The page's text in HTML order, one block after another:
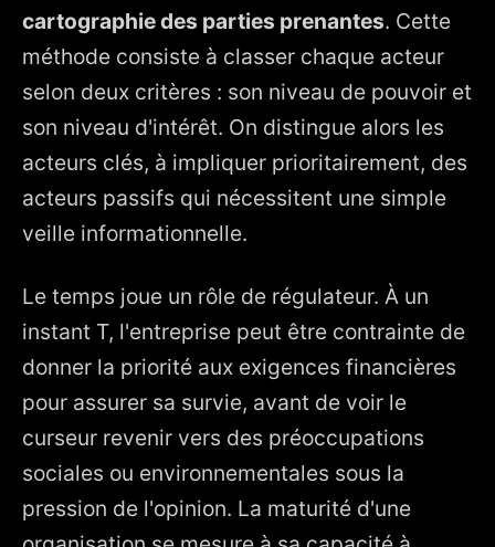
cartographie des parties prenantes. Cette
méthode consiste à classer chaque acteur
selon deux critères : son niveau de pouvoir et
son niveau d'intérêt. On distingue alors les
acteurs clés, à impliquer prioritairement, des
acteurs passifs qui nécessitent une simple
veille informationnelle.
Le temps joue un rôle de régulateur. À un
instant T, l'entreprise peut être contrainte de
donner la priorité aux exigences financières
pour assurer sa survie, avant de voir le
curseur revenir vers des préoccupations
sociales ou environnementales sous la
pression de l'opinion. La maturité d'une